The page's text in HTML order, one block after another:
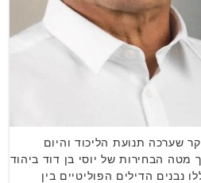
שערכה תנועת הליכוד והיום
הבחירות של יוסי בן דוד ביהוד
נבנים הדילים הפוליטיים בין